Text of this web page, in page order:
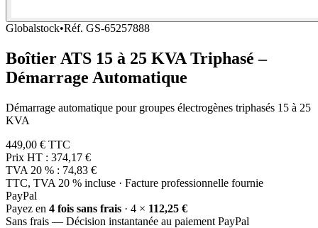
Globalstock•Réf. GS-65257888
Boîtier ATS 15 à 25 KVA Triphasé –
Démarrage Automatique
Démarrage automatique pour groupes électrogènes triphasés 15 à 25
KVA
449,00 € TTC
Prix HT : 374,17 €
TVA 20 % : 74,83 €
TTC, TVA 20 % incluse · Facture professionnelle fournie
PayPal
Payez en 4 fois sans frais · 4 × 112,25 €
Sans frais — Décision instantanée au paiement PayPal